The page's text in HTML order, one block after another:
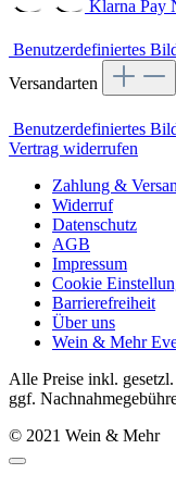
Versandarten
Vertrag widerrufen
Zahlung &
Widerruf
Datenschutz
AGB
Impressum
Cookie
Barrierefreiheit
Über uns
Wein & Mehr
ggf.
© 2021 Wein & Mehr